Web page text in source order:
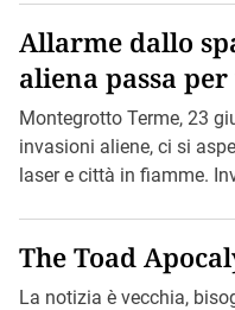
Allarme dallo
aliena passa
Montegrotto.
Montegrotto Terme, 23
invasioni aliene, ci si
laser e città in fiamme.
The Toad
La notizia è vecchia,